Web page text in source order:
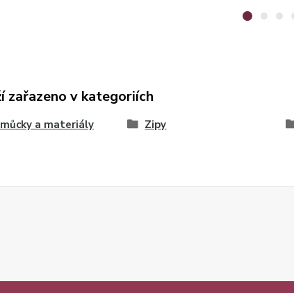
zařazeno v kategoriích
a materiály Zipy